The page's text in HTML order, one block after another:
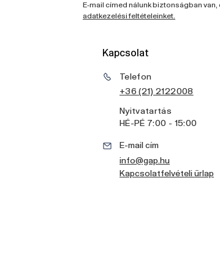
E-mail címed nálunk biztonságban van,
adatkezelési feltételeinket.
Kapcsolat
Telefon
+36 (21) 2122008
Nyitvatartás
HÉ-PÉ 7:00 - 15:00
E-mail cím
info@gap.hu
Kapcsolatfelvételi űrlap